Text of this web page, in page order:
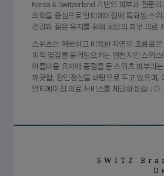
Korea & Switzerland 기반의 피부과 전문
의학을 중심으로 안티에이징에 특화된 스위
건강과 젊은 유지를 위해 최상의 피부 의료
스위츠는 깨끗하고 비옥한 자연의 조화로운
미적 영감을 불러일으키는 원천지인 스위
아름다움 유지에 중점을 둔 스위츠 피부과
깨끗함, 장인정신을 바탕으로 두고 있으며,
안티에이징 의료 서비스를 제공하겠습니다.
SWITZ